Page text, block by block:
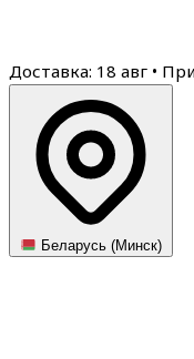
Доставка: 18 авг •
Беларусь (Минск)